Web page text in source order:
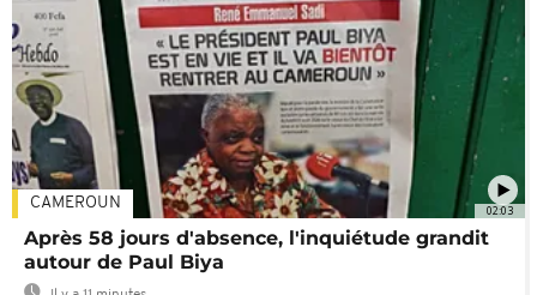
02:03
CAMEROUN
Après 58 jours d'absence, l'inquiétude grandit
autour de Paul Biya